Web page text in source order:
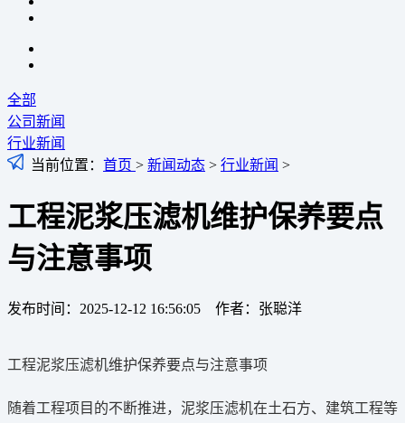
全部
公司新闻
行业新闻
当前位置： 首页 > 新闻动态 > 行业新闻 >
工程泥浆压滤机维护保养要点
与注意事项
发布时间：2025-12-12 16:56:05 作者：张聪洋
工程泥浆压滤机维护保养要点与注意事项
随着工程项目的不断推进，泥浆压滤机在土石方、建筑工程等